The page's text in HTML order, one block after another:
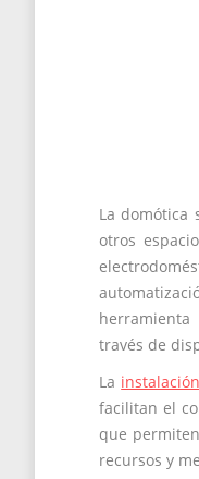
La domótica
otros
herramienta
través de
La
facilitan el
que
recursos y